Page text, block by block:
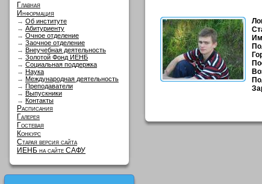
Главная
Информация
→ Об институте
→ Абитуриенту
→ Очное отделение
→ Заочное отделение
→ Внеучебная деятельность
→ Золотой Фонд ИЕНБ
→ Социальная поддержка
→ Наука
→ Международная деятельность
→ Преподаватели
→ Выпускники
→ Контакты
Расписания
Галерея
Гостевая
Конкурс
Старая версия сайта
ИЕНБ на сайте САФУ